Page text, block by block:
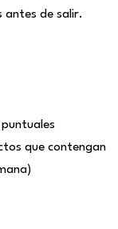
antes de salir.
que contengan